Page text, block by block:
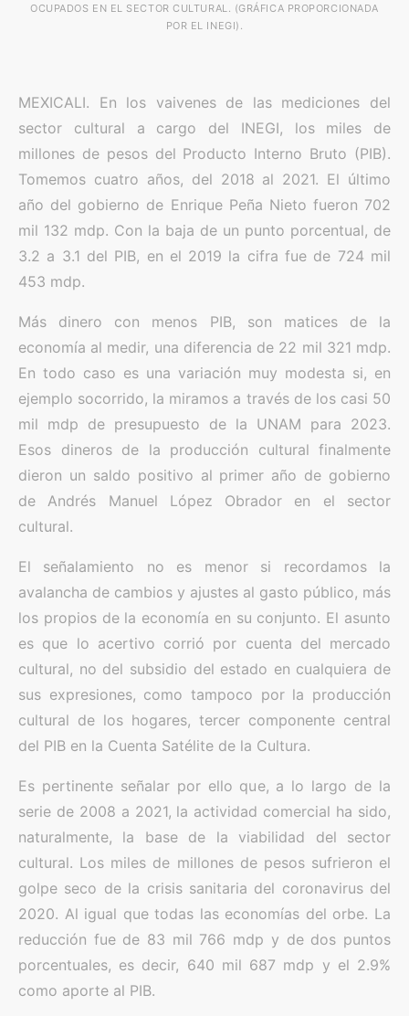
OCUPADOS EN EL SECTOR CULTURAL. (GRÁFICA PROPORCIONADA
POR EL INEGI).
MEXICALI. En los vaivenes de las mediciones del
sector cultural a cargo del INEGI, los miles de
millones de pesos del Producto Interno Bruto (PIB).
Tomemos cuatro años, del 2018 al 2021. El último
año del gobierno de Enrique Peña Nieto fueron 702
mil 132 mdp. Con la baja de un punto porcentual, de
3.2 a 3.1 del PIB, en el 2019 la cifra fue de 724 mil
453 mdp.
Más dinero con menos PIB, son matices de la
economía al medir, una diferencia de 22 mil 321 mdp.
En todo caso es una variación muy modesta si, en
ejemplo socorrido, la miramos a través de los casi 50
mil mdp de presupuesto de la UNAM para 2023.
Esos dineros de la producción cultural finalmente
dieron un saldo positivo al primer año de gobierno
de Andrés Manuel López Obrador en el sector
cultural.
El señalamiento no es menor si recordamos la
avalancha de cambios y ajustes al gasto público, más
los propios de la economía en su conjunto. El asunto
es que lo acertivo corrió por cuenta del mercado
cultural, no del subsidio del estado en cualquiera de
sus expresiones, como tampoco por la producción
cultural de los hogares, tercer componente central
del PIB en la Cuenta Satélite de la Cultura.
Es pertinente señalar por ello que, a lo largo de la
serie de 2008 a 2021, la actividad comercial ha sido,
naturalmente, la base de la viabilidad del sector
cultural. Los miles de millones de pesos sufrieron el
golpe seco de la crisis sanitaria del coronavirus del
2020. Al igual que todas las economías del orbe. La
reducción fue de 83 mil 766 mdp y de dos puntos
porcentuales, es decir, 640 mil 687 mdp y el 2.9%
como aporte al PIB.